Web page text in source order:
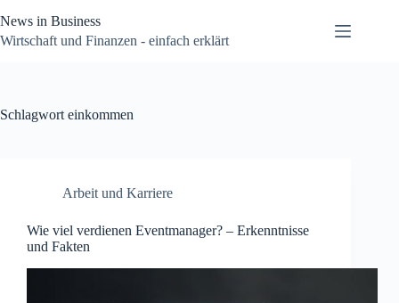
Inhalt
springen
News in Business
Wirtschaft und Finanzen - einfach erklärt
Schlagwort einkommen
Arbeit und Karriere
Wie viel verdienen Eventmanager? – Erkenntnisse
und Fakten